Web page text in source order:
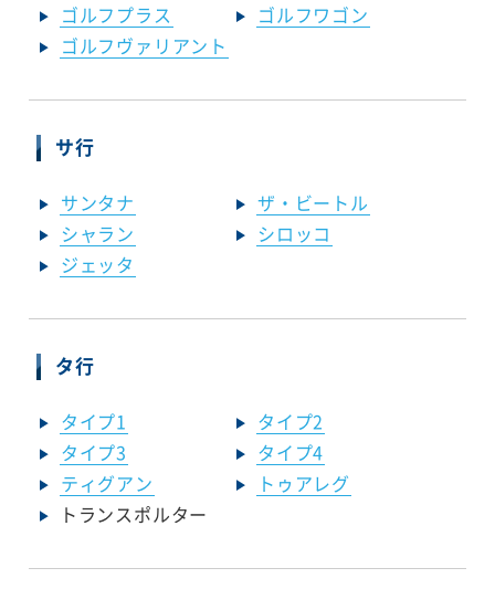
ゴルフプラス
ゴルフワゴン
ゴルフヴァリアント
サ行
サンタナ
ザ・ビートル
シャラン
シロッコ
ジェッタ
タ行
タイプ1
タイプ2
タイプ3
タイプ4
ティグアン
トゥアレグ
トランスポルター